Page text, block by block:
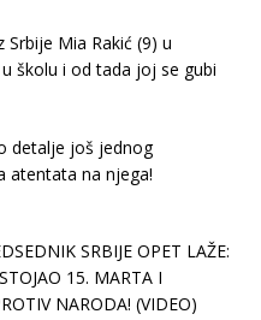
Mia Rakić (9) u
školu i od tada joj se gubi
detalje još jednog
atentata na njega!
SRBIJE OPET LAŽE:
15. MARTA I
NARODA! (VIDEO)